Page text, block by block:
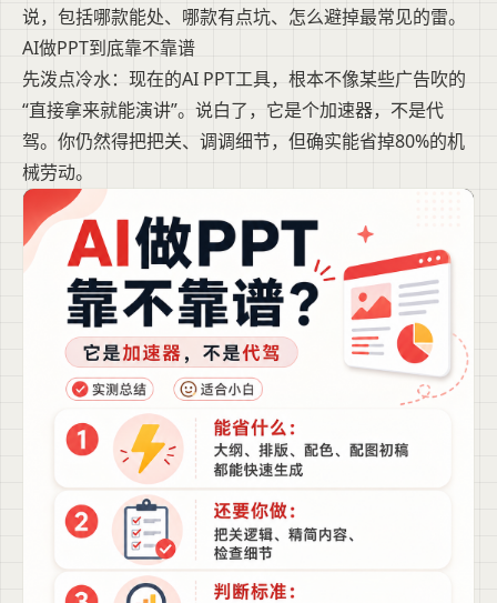
说，包括哪款能处、哪款有点坑、怎么避掉最常见的雷。
AI做PPT到底靠不靠谱
先泼点冷水：现在的AI PPT工具，根本不像某些广告吹的
“直接拿来就能演讲”。说白了，它是个加速器，不是代
驾。你仍然得把把关、调调细节，但确实能省掉80%的机
械劳动。